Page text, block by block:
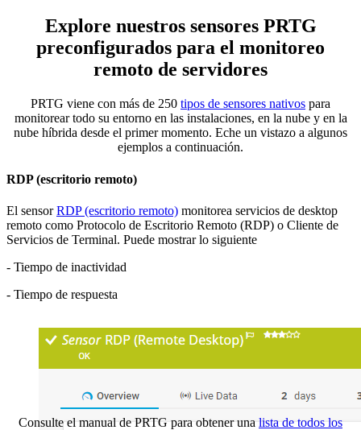
Explore nuestros sensores PRTG
preconfigurados para el monitoreo
remoto de servidores
PRTG viene con más de 250 tipos de sensores nativos para
monitorear todo su entorno en las instalaciones, en la nube y en la
nube híbrida desde el primer momento. Eche un vistazo a algunos
ejemplos a continuación.
RDP (escritorio remoto)
El sensorRDP (escritorio remoto) monitorea servicios de desktop
remoto como Protocolo de Escritorio Remoto (RDP) o Cliente de
Servicios de Terminal. Puede mostrar lo siguiente
- Tiempo de inactividad
- Tiempo de respuesta
Consulte el manual de PRTG para obtener una lista de todos los